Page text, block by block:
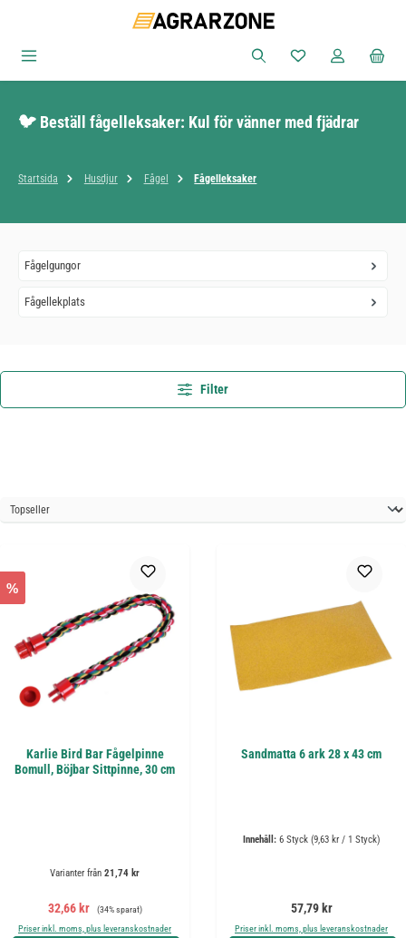
Du har 0 objekt i
🐦 Beställ fågelleksaker: Kul för vänner med fjädrar
Startsida Husdjur Fågel Fågelleksaker
Fågelgungor
Fågellekplats
Filter
%
Karlie Bird Bar Fågelpinne
Bomull, Böjbar Sittpinne, 30 cm
Varianter från 21,74 kr
Försäljningspris:
32,66 kr Ordinarie pris:
(34% sparat)
Priser inkl. moms, plus leveranskostnader
Sandmatta 6 ark 28 x 43 cm
Innehåll: 6 Styck (9,63 kr / 1 Styck)
Ordinarie pris:
57,79 kr
Priser inkl. moms, plus leveranskostnader